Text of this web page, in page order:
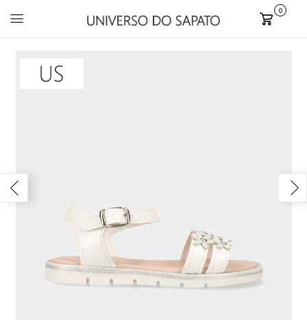
Carrinho
0